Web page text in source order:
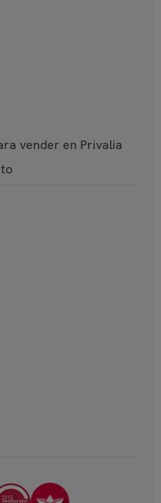
vender en Privalia